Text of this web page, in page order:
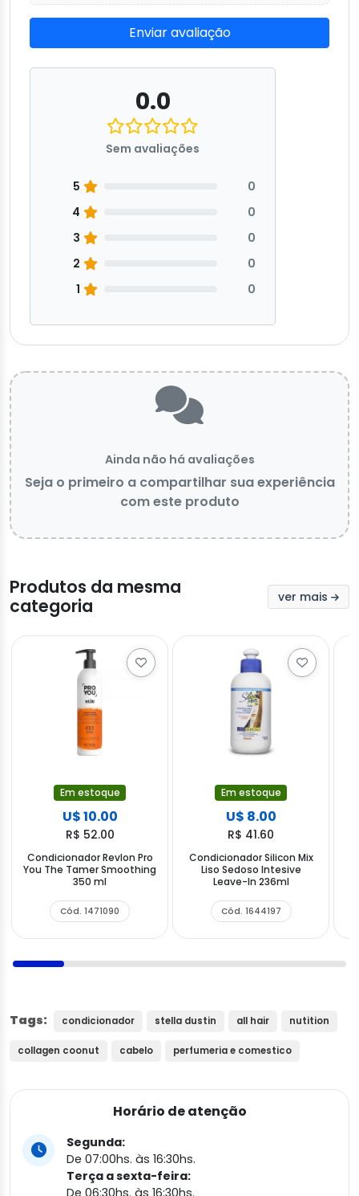
Enviar avaliação
0.0
Sem avaliações
5
0
4
0
3
0
2
0
1
0
Ainda não há avaliações
Seja o primeiro a compartilhar sua experiência
com este produto
Produtos da mesma
categoria
ver mais
Em estoque
U$ 10.00
R$ 52.00
Condicionador Revlon Pro
You The Tamer Smoothing
350 ml
Cód. 1471090
Em estoque
U$ 8.00
R$ 41.60
Condicionador Silicon Mix
Liso Sedoso Intesive
Leave-In 236ml
Cód. 1644197
Tags: condicionador stella dustin all hair nutition
collagen coonut cabelo perfumeria e comestico
Horário de atenção
Segunda:
De 07:00hs. às 16:30hs.
Terça a sexta-feira: